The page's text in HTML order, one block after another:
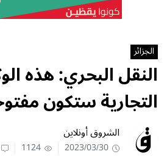
الجزائر
النقل البحري: هذه
التجارية ستكون
الشروق أونلاين
2023/03/30
1124